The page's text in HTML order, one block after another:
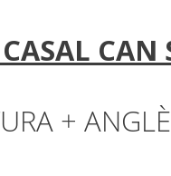
CAN
+